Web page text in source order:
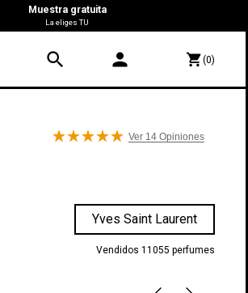
Muestra gratuita
La eliges TU
search person shopping_cart(0)
Ver 14 Opiniones
Yves Saint Laurent
Vendidos 11055 perfumes